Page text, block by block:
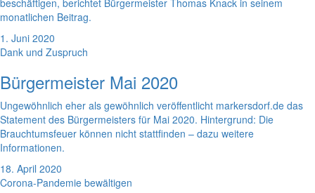
beschäftigen, berichtet Bürgermeister Thomas Knack in seinem
monatlichen Beitrag.
1. Juni 2020
Dank und Zuspruch
Bürgermeister Mai 2020
Ungewöhnlich eher als gewöhnlich veröffentlicht markersdorf.de das
Statement des Bürgermeisters für Mai 2020. Hintergrund: Die
Brauchtumsfeuer können nicht stattfinden – dazu weitere
Informationen.
18. April 2020
Corona-Pandemie bewältigen